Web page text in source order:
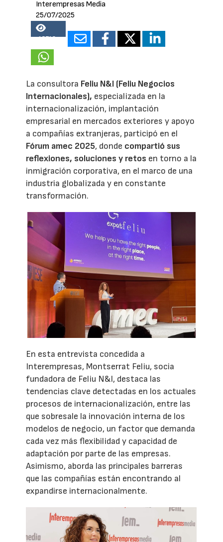
Interempresas Media
25/07/2025
15718
La consultora Feliu N&I (Feliu Negocios
Internacionales), especializada en la
internacionalización, implantación
empresarial en mercados exteriores y apoyo
a compañías extranjeras, participó en el
Fórum amec 2025, donde compartió sus
reflexiones, soluciones y retos en torno a la
inmigración corporativa, en el marco de una
industria globalizada y en constante
transformación.
En esta entrevista concedida a
Interempresas, Montserrat Feliu, socia
fundadora de Feliu N&I, destaca las
tendencias clave detectadas en los actuales
procesos de internacionalización, entre las
que sobresale la innovación interna de los
modelos de negocio, un factor que demanda
cada vez más flexibilidad y capacidad de
adaptación por parte de las empresas.
Asimismo, aborda las principales barreras
que las compañías están encontrando al
expandirse internacionalmente.